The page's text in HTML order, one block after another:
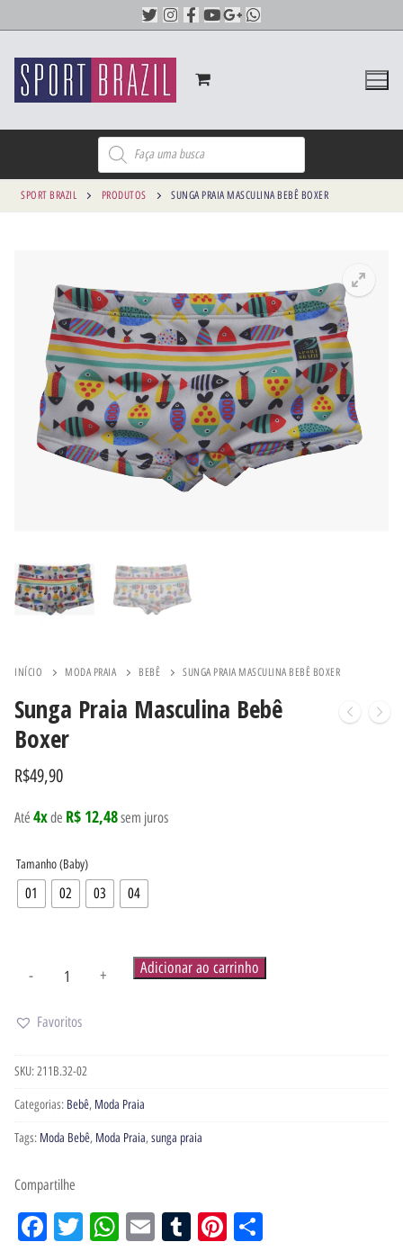
SPORT BRAZIL PRODUTOS SUNGA PRAIA MASCULINA BEBÊ BOXER
INÍCIO MODA PRAIA BEBÊ SUNGA PRAIA MASCULINA BEBÊ BOXER
Sunga Praia Masculina Bebê
Boxer
R$49,90
Até 4xde R$ 12,48sem juros
Tamanho (Baby)
01 02 03 04
- + Adicionar ao carrinho
Favoritos
SKU:211B.32-02
Categorias: Bebê, Moda Praia
Tags: Moda Bebê, Moda Praia, sunga praia
Compartilhe
Facebook
TwitterWhatsApp
EmailTumblrPinterest